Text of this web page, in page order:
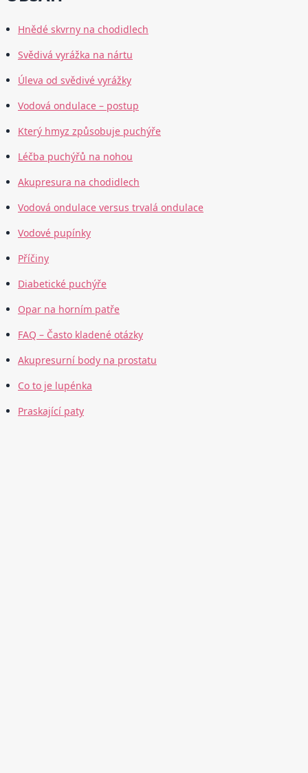
Hnědé skvrny na chodidlech
Svědivá vyrážka na nártu
Úleva od svědivé vyrážky
Vodová ondulace – postup
Který hmyz způsobuje puchýře
Léčba puchýřů na nohou
Akupresura na chodidlech
Vodová ondulace versus trvalá ondulace
Vodové pupínky
Příčiny
Diabetické puchýře
Opar na horním patře
FAQ – Často kladené otázky
Akupresurní body na prostatu
Co to je lupénka
Praskající paty